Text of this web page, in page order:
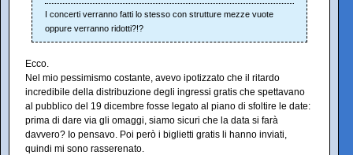
I concerti verranno fatti lo stesso con strutture mezze vuote
oppure verranno ridotti?!?
Ecco.
Nel mio pessimismo costante, avevo ipotizzato che il ritardo
incredibile della distribuzione degli ingressi gratis che spettavano
al pubblico del 19 dicembre fosse legato al piano di sfoltire le date:
prima di dare via gli omaggi, siamo sicuri che la data si farà
davvero? Io pensavo. Poi però i biglietti gratis li hanno inviati,
quindi mi sono rasserenato.